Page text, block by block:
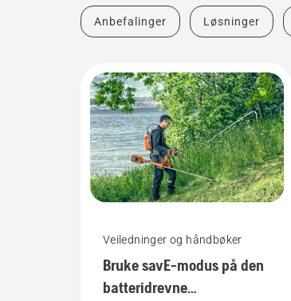
Anbefalinger Løsninger
Veiledninger og håndbøker
Bruke savE-modus på den
batteridrevne